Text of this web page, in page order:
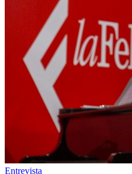
Entrevista